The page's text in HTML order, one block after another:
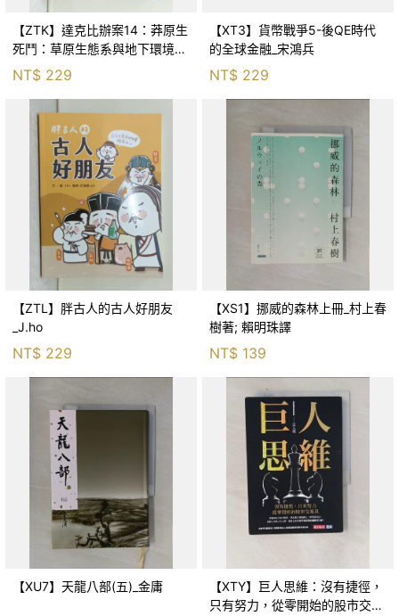
【ZTK】達克比辦案14：莽原生
死鬥：草原生態系與地下環境的
生存適應_柯智元
NT$ 229
【XT3】貨幣戰爭5-後QE時代
的全球金融_宋鴻兵
NT$ 229
【ZTL】胖古人的古人好朋友
_J.ho
NT$ 229
【XS1】挪威的森林上冊_村上春
樹著; 賴明珠譯
NT$ 139
【XU7】天龍八部(五)_金庸
【XTY】巨人思維：沒有捷徑，
只有努力，從零開始的股市交易